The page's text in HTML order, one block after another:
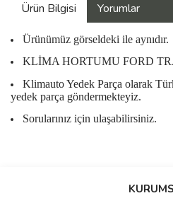
Ürün Bilgisi Yorumlar
Ürünümüz görseldeki ile aynıdır.
KLİMA HORTUMU FORD
Klimauto Yedek Parça olarak
yedek parça göndermekteyiz.
Sorularınız için ulaşabilirsiniz.
Bu ürüne ilk